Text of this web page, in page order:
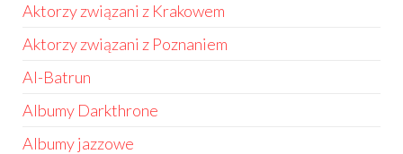
Aktorzy związani z Krakowem
Aktorzy związani z Poznaniem
Al-Batrun
Albumy Darkthrone
Albumy jazzowe